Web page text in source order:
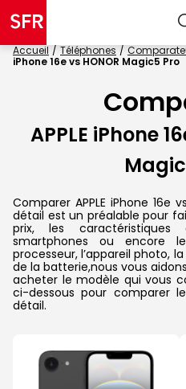
Accueil Téléphones
iPhone 16e vs HONOR Magic5 Pro
APPLE iPhone
Comparer APPLE iPhone 16e
détail est un préalable pour
prix, les
smartphones ou encore
processeur, l’appareil photo,
de la batterie,nous vous
acheter le modèle qui vous
ci-dessous pour comparer
détail.